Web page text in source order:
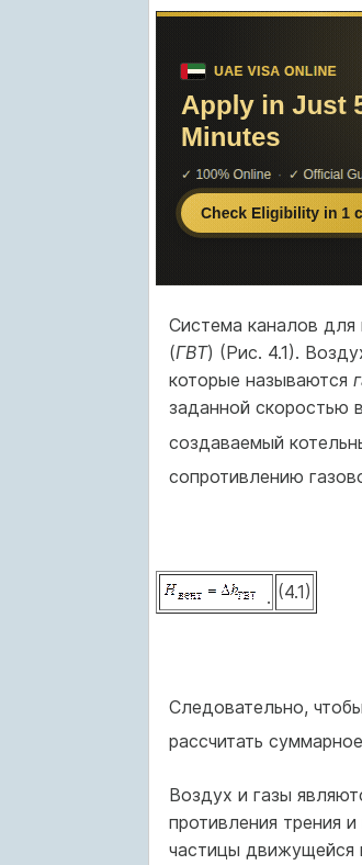
Система каналов для
(ГВТ) (Рис. 4.1).
которые называются
заданной скоростью
создавае­мый
сопротивлению
. (4.1)
Следовательно,
рассчитать
Воздух и газы
противления трения
частицы движущейся